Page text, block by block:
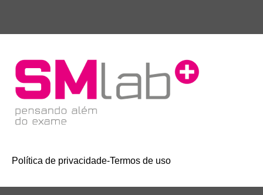
Política de privacidade-Termos de uso